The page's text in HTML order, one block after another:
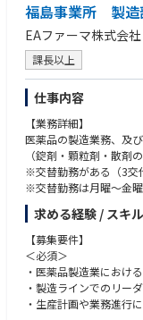
福島事業所 製造
EAファーマ株式会社
課長以上
仕事内容
【業務詳細】
医薬品の製造業務、及
（錠剤・顆粒剤・散剤
※交替勤務がある（3交
※交替勤務は月曜～金
署により異なります。
◆本ポジションでは、製
いただき、将来的には
期待しています。
▼入社後
・製造工程（錠剤・顆
求める経験 / スキル
【募集要件】
＜必須＞
・医薬品製造業におけ
・製造ラインでのリー
・生産計画や業務進行